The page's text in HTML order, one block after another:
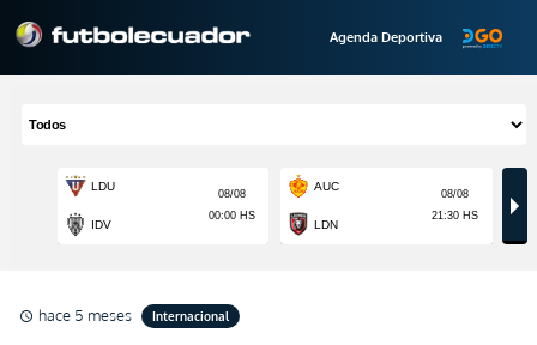
Agenda Deportiva
schedule hace 5 meses Internacional